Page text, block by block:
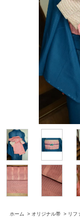
ホーム > オリジナル帯 > リフ